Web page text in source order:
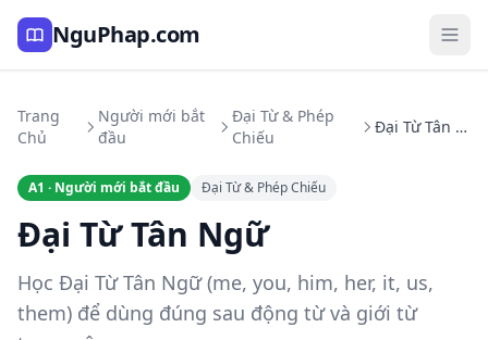
NguPhap.com
Trang
Chủ
Người mới bắt
đầu
Đại Từ & Phép
Chiếu
Đại Từ Tân Ngữ
A1 · Người mới bắt đầu Đại Từ & Phép Chiếu
Đại Từ Tân Ngữ
Học Đại Từ Tân Ngữ (me, you, him, her, it, us,
them) để dùng đúng sau động từ và giới từ